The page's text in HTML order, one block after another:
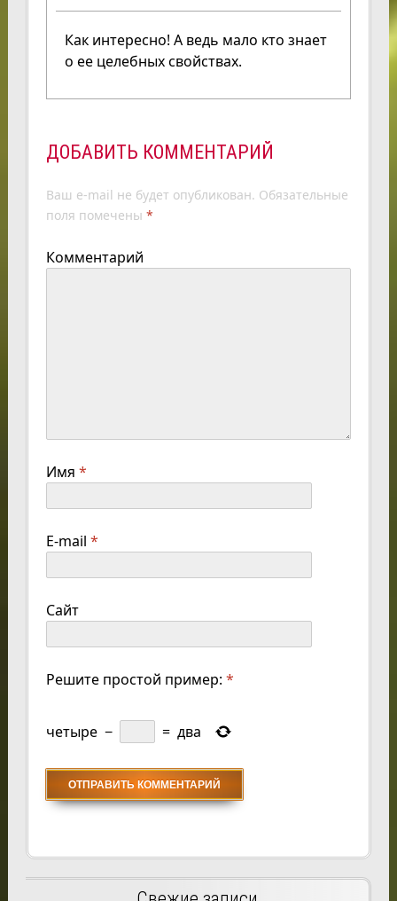
Как интересно! А ведь мало кто знает
о ее целебных свойствах.
ДОБАВИТЬ КОММЕНТАРИЙ
Ваш e-mail не будет опубликован. Обязательные
поля помечены *
Комментарий
Имя *
E-mail *
Сайт
Решите простой пример: *
четыре − = два